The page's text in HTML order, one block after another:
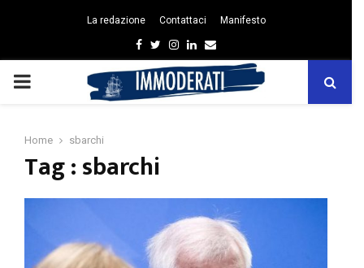
La redazione Contattaci Manifesto
Facebook
Twitter
Instagram
Linkedin
Email
PRIMARY
Home sbarchi
Tag : sbarchi